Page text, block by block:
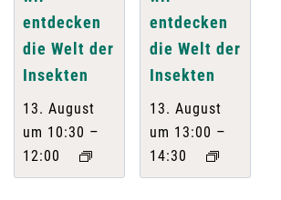
entdecken
die Welt der
Insekten
13. August
um 10:30 –
12:00
entdecken
die Welt der
Insekten
13. August
um 13:00 –
14:30